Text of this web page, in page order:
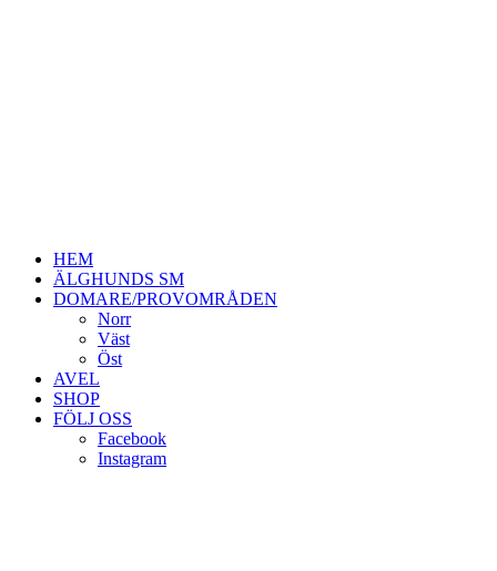
HEM
ÄLGHUNDS SM
DOMARE/PROVOMRÅDEN
Norr
Väst
Öst
AVEL
SHOP
FÖLJ OSS
Facebook
Instagram